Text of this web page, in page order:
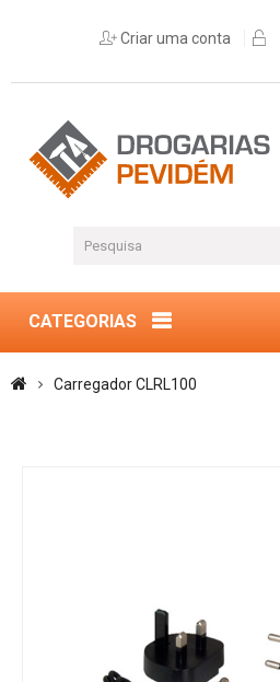
Criar uma conta
CATEGORIAS
Carregador CLRL100